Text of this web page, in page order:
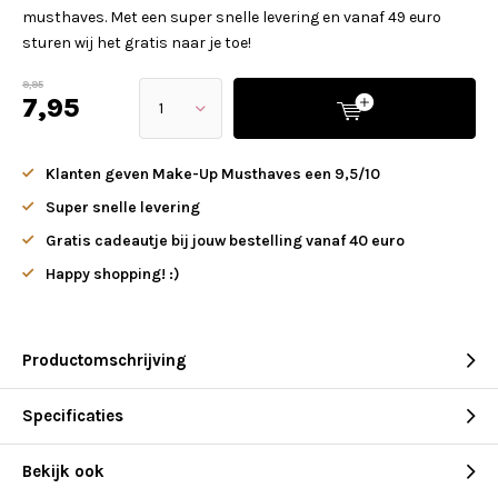
musthaves. Met een super snelle levering en vanaf 49 euro
sturen wij het gratis naar je toe!
9,95
7,95
Klanten geven Make-Up Musthaves een 9,5/10
Super snelle levering
Gratis cadeautje bij jouw bestelling vanaf 40 euro
Happy shopping! :)
Productomschrijving
Specificaties
Bekijk ook